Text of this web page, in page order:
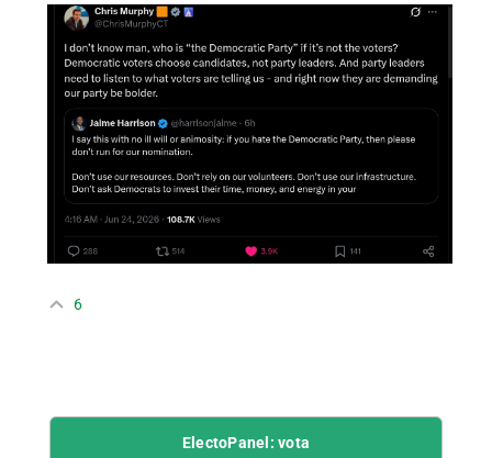
6
ElectoPanel: vota